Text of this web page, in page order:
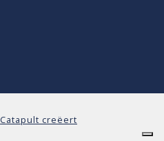
Catapult creëert